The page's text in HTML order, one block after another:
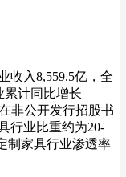
收入8,559.5亿，全
累计同比增长
非公开发行招股书
行业比重约为20-
制家具行业渗透率